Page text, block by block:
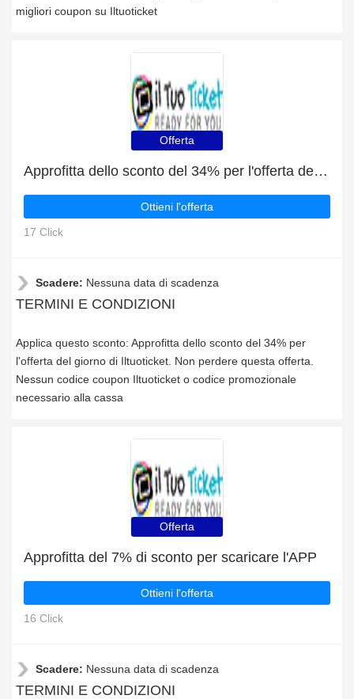
migliori coupon su Iltuoticket
Offerta
Approfitta dello sconto del 34% per l'offerta del giorno di Iltuoticket
Ottieni l'offerta
17 Click
Scadere: Nessuna data di scadenza
TERMINI E CONDIZIONI
Applica questo sconto: Approfitta dello sconto del 34% per
l'offerta del giorno di Iltuoticket. Non perdere questa offerta.
Nessun codice coupon Iltuoticket o codice promozionale
necessario alla cassa
Offerta
Approfitta del 7% di sconto per scaricare l'APP
Ottieni l'offerta
16 Click
Scadere: Nessuna data di scadenza
TERMINI E CONDIZIONI